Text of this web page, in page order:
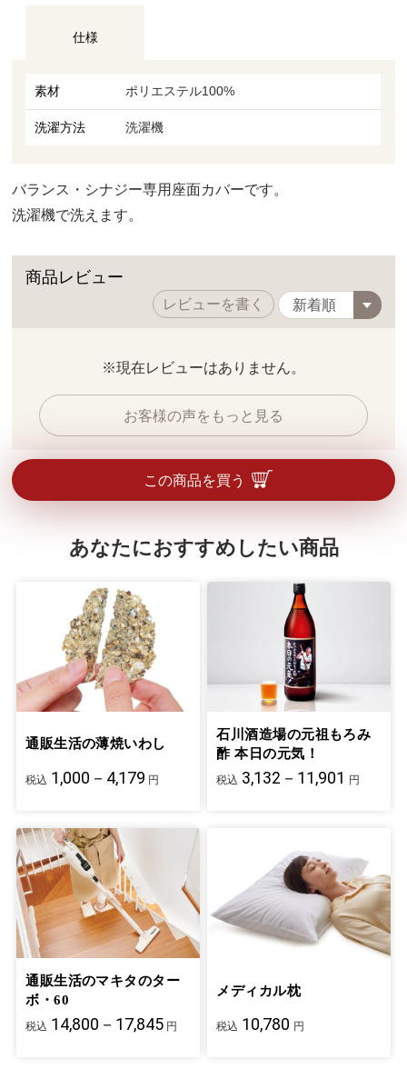
仕様
素材 ポリエステル100%
洗濯方法 洗濯機
バランス・シナジー専用座面カバーです。
洗濯機で洗えます。
商品レビュー
レビューを書く
※現在レビューはありません。
お客様の声をもっと見る
この商品を買う
あなたにおすすめしたい商品
通販生活の薄焼いわし
税込 1,000－4,179 円
石川酒造場の元祖もろみ
酢 本日の元気！
税込 3,132－11,901 円
通販生活のマキタのター
ボ・60
税込 14,800－17,845 円
メディカル枕
税込 10,780 円